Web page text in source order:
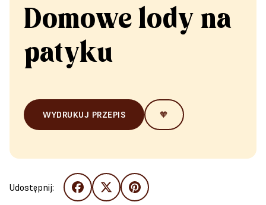
Domowe lody na
patyku
WYDRUKUJ PRZEPIS 🧡
Udostępnij: